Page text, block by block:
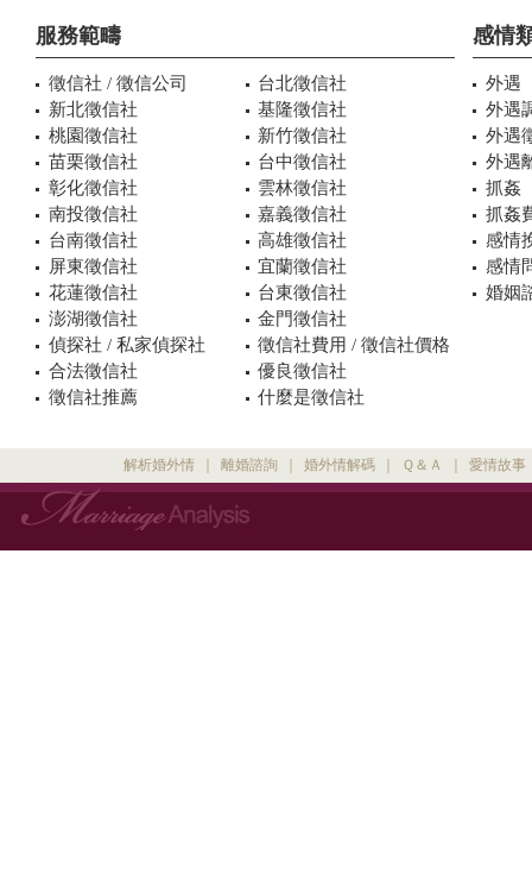
服務範疇
徵信社 / 徵信公司
台北徵信社
新北徵信社
基隆徵信社
桃園徵信社
新竹徵信社
苗栗徵信社
台中徵信社
彰化徵信社
雲林徵信社
南投徵信社
嘉義徵信社
台南徵信社
高雄徵信社
屏東徵信社
宜蘭徵信社
花蓮徵信社
台東徵信社
澎湖徵信社
金門徵信社
偵探社 / 私家偵探社
徵信社費用 / 徵信社價格
合法徵信社
優良徵信社
徵信社推薦
什麼是徵信社
感情
外遇
外遇
外遇
外遇
抓姦
抓姦
感情
感情
婚姻
解析婚外情 離婚諮詢 婚外情解碼 Ｑ＆Ａ 愛情故事